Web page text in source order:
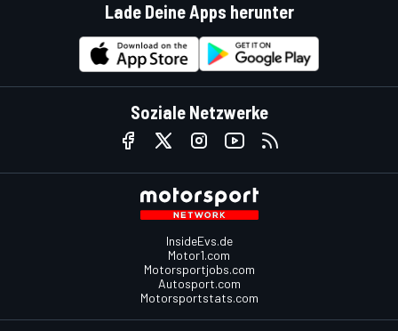
Lade Deine Apps herunter
Soziale Netzwerke
InsideEvs.de
Motor1.com
Motorsportjobs.com
Autosport.com
Motorsportstats.com